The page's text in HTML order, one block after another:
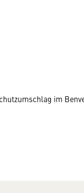
im